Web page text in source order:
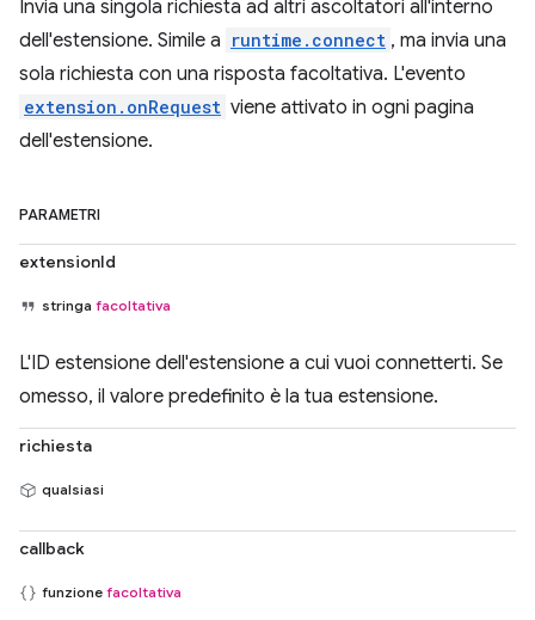
Invia una singola richiesta ad altri ascoltatori all'interno
dell'estensione. Simile a runtime.connect , ma invia una
sola richiesta con una risposta facoltativa. L'evento
extension.onRequest viene attivato in ogni pagina
dell'estensione.
PARAMETRI
extensionId
stringa facoltativa
L'ID estensione dell'estensione a cui vuoi connetterti. Se
omesso, il valore predefinito è la tua estensione.
richiesta
qualsiasi
callback
funzione facoltativa